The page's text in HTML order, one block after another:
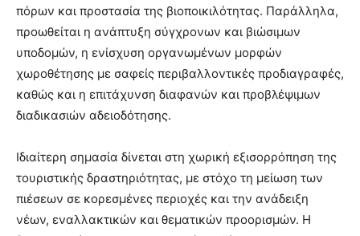
πόρων και προστασία της βιοποικιλότητας. Παράλληλα,
προωθείται η ανάπτυξη σύγχρονων και βιώσιμων
υποδομών, η ενίσχυση οργανωμένων μορφών
χωροθέτησης με σαφείς περιβαλλοντικές προδιαγραφές,
καθώς και η επιτάχυνση διαφανών και προβλέψιμων
διαδικασιών αδειοδότησης.
Ιδιαίτερη σημασία δίνεται στη χωρική εξισορρόπηση της
τουριστικής δραστηριότητας, με στόχο τη μείωση των
πιέσεων σε κορεσμένες περιοχές και την ανάδειξη
νέων, εναλλακτικών και θεματικών προορισμών. Η